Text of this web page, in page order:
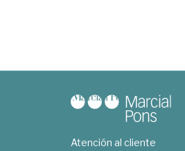
Atención al cliente